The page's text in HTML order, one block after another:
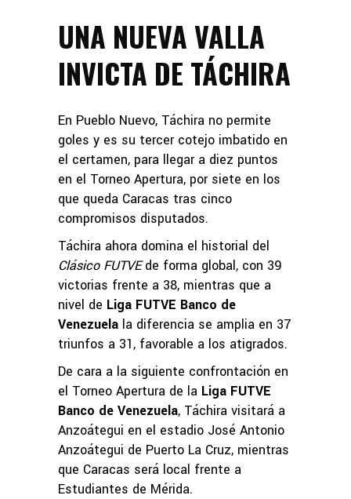
UNA NUEVA VALLA
INVICTA DE TÁCHIRA
En Pueblo Nuevo, Táchira no permite
goles y es su tercer cotejo imbatido en
el certamen, para llegar a diez puntos
en el Torneo Apertura, por siete en los
que queda Caracas tras cinco
compromisos disputados.
Táchira ahora domina el historial del
Clásico FUTVEde forma global, con 39
victorias frente a 38, mientras que a
nivel de Liga FUTVE Banco de
Venezuela la diferencia se amplia en 37
triunfos a 31, favorable a los atigrados.
De cara a la siguiente confrontación en
el Torneo Apertura de la Liga FUTVE
Banco de Venezuela, Táchira visitará a
Anzoátegui en el estadio José Antonio
Anzoátegui de Puerto La Cruz, mientras
que Caracas será local frente a
Estudiantes de Mérida.